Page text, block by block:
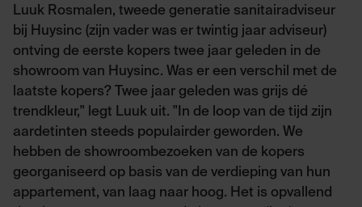
Luuk Rosmalen, tweede generatie sanitairadviseur
bij Huysinc (zijn vader was er twintig jaar adviseur)
ontving de eerste kopers twee jaar geleden in de
showroom van Huysinc. Was er een verschil met de
laatste kopers? Twee jaar geleden was grijs dé
trendkleur," legt Luuk uit. "In de loop van de tijd zijn
aardetinten steeds populairder geworden. We
hebben de showroombezoeken van de kopers
georganiseerd op basis van de verdieping van hun
appartement, van laag naar hoog. Het is opvallend